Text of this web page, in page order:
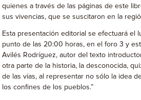
quienes a través de las páginas de este
sus vivencias, que se suscitaron en la
Esta presentación editorial se efectuará el
punto de las 20:00 horas, en el foro 3 y
Avilés Rodríguez, autor del texto
otra parte de la historia, la desconocida,
de las vías, al representar no sólo la idea
los confines de los pueblos.”